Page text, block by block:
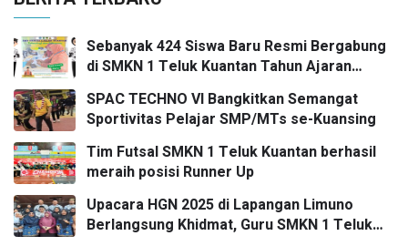
Sebanyak 424 Siswa Baru Resmi Bergabung
di SMKN 1 Teluk Kuantan Tahun Ajaran
SPAC TECHNO VI Bangkitkan Semangat
Sportivitas Pelajar SMP/MTs se-Kuansing
Tim Futsal SMKN 1 Teluk Kuantan berhasil
meraih posisi Runner Up
Upacara HGN 2025 di Lapangan Limuno
Berlangsung Khidmat, Guru SMKN 1 Teluk